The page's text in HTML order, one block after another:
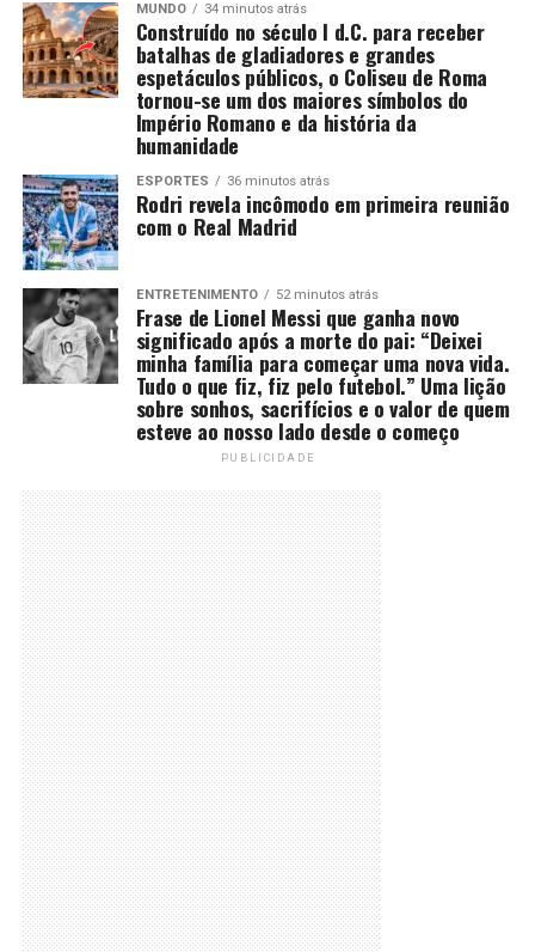
MUNDO 34 minutos atrás
Construído no século I d.C. para receber
batalhas de gladiadores e grandes
espetáculos públicos, o Coliseu de Roma
tornou-se um dos maiores símbolos do
Império Romano e da história da
humanidade
ESPORTES 36 minutos atrás
Rodri revela incômodo em primeira reunião
com o Real Madrid
ENTRETENIMENTO 52 minutos atrás
Frase de Lionel Messi que ganha novo
significado após a morte do pai: “Deixei
minha família para começar uma nova vida.
Tudo o que fiz, fiz pelo futebol.” Uma lição
sobre sonhos, sacrifícios e o valor de quem
esteve ao nosso lado desde o começo
PUBLICIDADE